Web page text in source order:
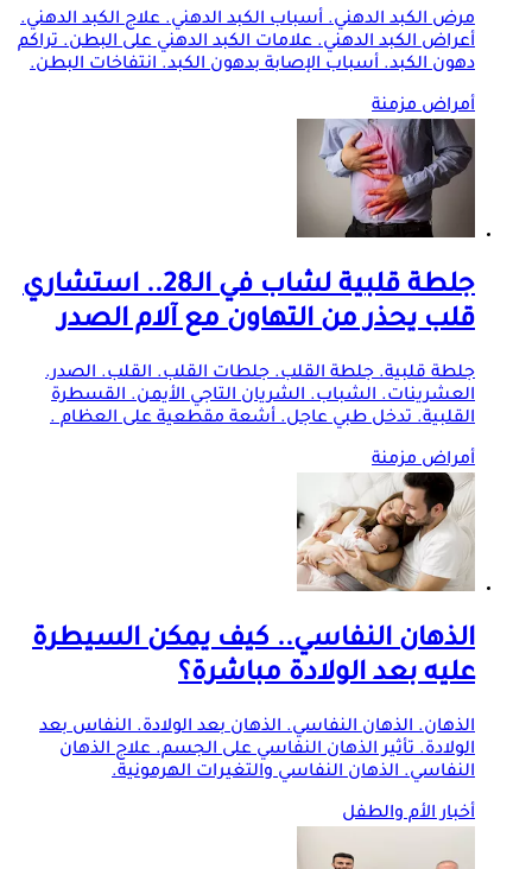
مرض الكبد الدهني. أسباب الكبد الدهني. علاج الكبد الدهني.
أعراض الكبد الدهني. علامات الكبد الدهني على البطن. تراكم
دهون الكبد. أسباب الإصابة بدهون الكبد. انتفاخات البطن.
أمراض مزمنة
جلطة قلبية لشاب في الـ28.. استشاري
قلب يحذر من التهاون مع آلام الصدر
جلطة قلبية. جلطة القلب. جلطات القلب. القلب. الصدر.
العشرينات. الشباب. الشريان التاجي الأيمن. القسطرة
القلبية. تدخل طبي عاجل. أشعة مقطعية على العظام .
أمراض مزمنة
الذهان النفاسي.. كيف يمكن السيطرة
عليه بعد الولادة مباشرة؟
الذهان. الذهان النفاسي. الذهان بعد الولادة. النفاس بعد
الولادة. تأثير الذهان النفاسي على الجسم. علاج الذهان
النفاسي. الذهان النفاسي والتغيرات الهرمونية.
أخبار الأم والطفل